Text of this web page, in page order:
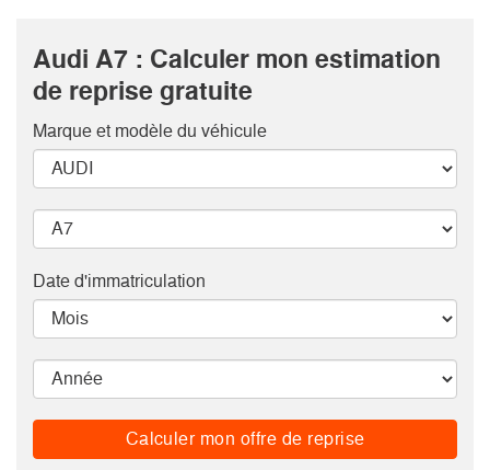
Audi A7 : Calculer mon estimation
de reprise gratuite
Marque et modèle du véhicule
Date d'immatriculation
Calculer mon offre de reprise